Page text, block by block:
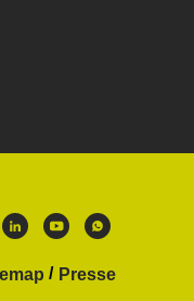
Presse